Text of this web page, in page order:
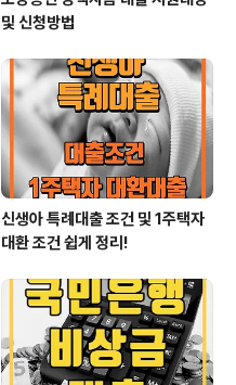
및 신청방법
신생아 특례대출 조건 및 1주택자
대환 조건 쉽게 정리!